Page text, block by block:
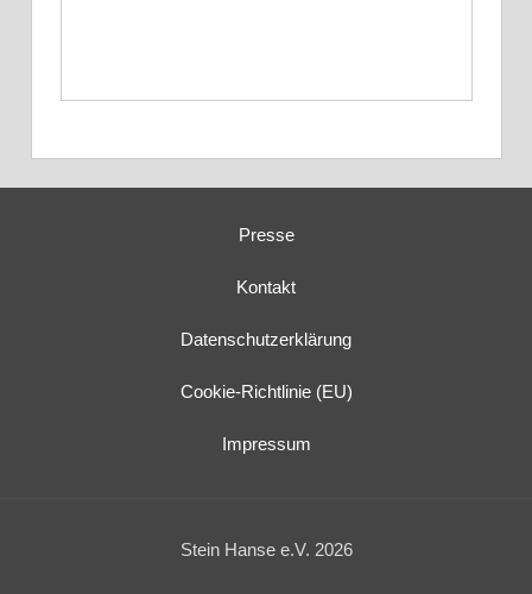
Presse
Kontakt
Datenschutzerklärung
Cookie-Richtlinie (EU)
Impressum
Stein Hanse e.V. 2026